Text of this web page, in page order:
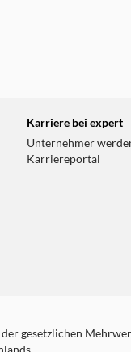
Karriere bei expert
Unternehmer
Karriereportal
gesetzlichen